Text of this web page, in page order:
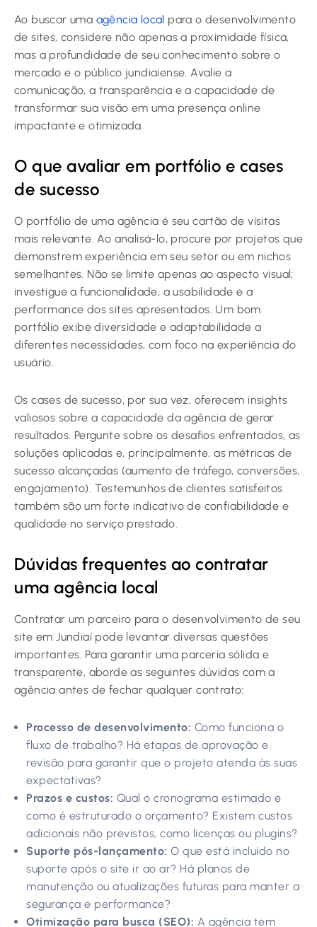
Ao buscar uma agência local para o desenvolvimento
de sites, considere não apenas a proximidade física,
mas a profundidade de seu conhecimento sobre o
mercado e o público jundiaiense. Avalie a
comunicação, a transparência e a capacidade de
transformar sua visão em uma presença online
impactante e otimizada.
O que avaliar em portfólio e cases
de sucesso
O portfólio de uma agência é seu cartão de visitas
mais relevante. Ao analisá-lo, procure por projetos que
demonstrem experiência em seu setor ou em nichos
semelhantes. Não se limite apenas ao aspecto visual;
investigue a funcionalidade, a usabilidade e a
performance dos sites apresentados. Um bom
portfólio exibe diversidade e adaptabilidade a
diferentes necessidades, com foco na experiência do
usuário.
Os cases de sucesso, por sua vez, oferecem insights
valiosos sobre a capacidade da agência de gerar
resultados. Pergunte sobre os desafios enfrentados, as
soluções aplicadas e, principalmente, as métricas de
sucesso alcançadas (aumento de tráfego, conversões,
engajamento). Testemunhos de clientes satisfeitos
também são um forte indicativo de confiabilidade e
qualidade no serviço prestado.
Dúvidas frequentes ao contratar
uma agência local
Contratar um parceiro para o desenvolvimento de seu
site em Jundiaí pode levantar diversas questões
importantes. Para garantir uma parceria sólida e
transparente, aborde as seguintes dúvidas com a
agência antes de fechar qualquer contrato:
Processo de desenvolvimento: Como funciona o
fluxo de trabalho? Há etapas de aprovação e
revisão para garantir que o projeto atenda às suas
expectativas?
Prazos e custos: Qual o cronograma estimado e
como é estruturado o orçamento? Existem custos
adicionais não previstos, como licenças ou plugins?
Suporte pós-lançamento: O que está incluído no
suporte após o site ir ao ar? Há planos de
manutenção ou atualizações futuras para manter a
segurança e performance?
Otimização para busca (SEO): A agência tem